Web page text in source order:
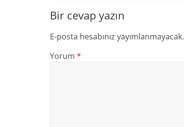
Bir cevap yazın
E-posta hesabınız yayımlanmayacak.
Yorum *